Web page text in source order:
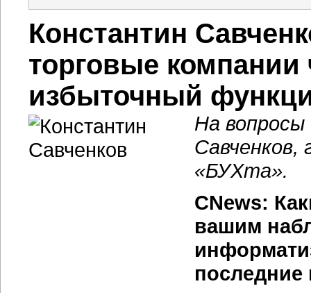
Константин
торговые компании
избыточный
На
Савченков,
«БУХта».
CNews:
вашим
последние